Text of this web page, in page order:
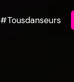
#Tousdanseurs